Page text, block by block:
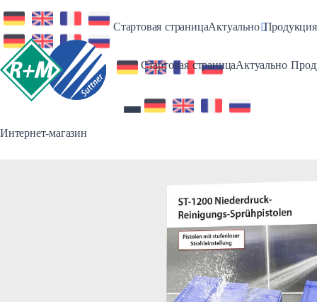
Стартовая страницаАктуальноToggle
Продукция
Интернет-магазин
Стартовая страницаАктуально